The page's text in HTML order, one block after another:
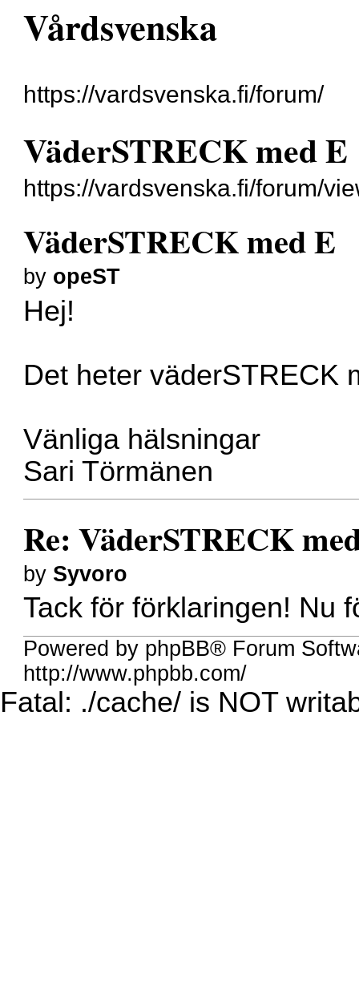
Vårdsvenska
https://vardsvenska.fi/forum/
VäderSTRECK med E
https://vardsvenska.fi/forum/
VäderSTRECK med E
by opeST
Hej!
Det heter väderSTRECK
Vänliga hälsningar
Sari Törmänen
Re: VäderSTRECK
by Syvoro
Tack för förklaringen! Nu
Powered by phpBB® Forum
http://www.phpbb.com/
Fatal: ./cache/ is NOT